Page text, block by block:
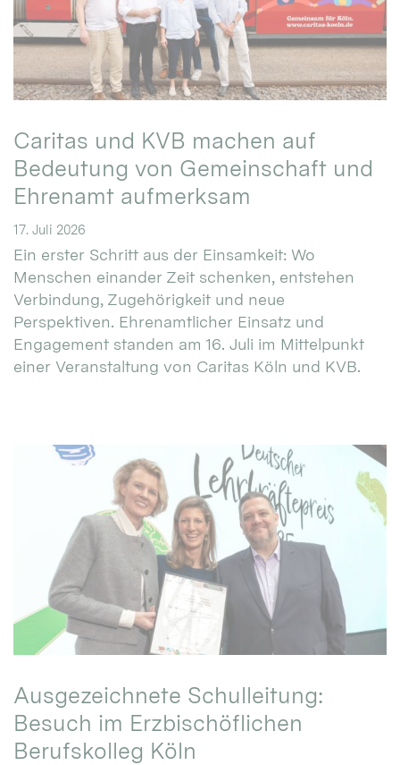
Caritas und KVB machen auf
Bedeutung von Gemeinschaft und
Ehrenamt aufmerksam
17. Juli 2026
Ein erster Schritt aus der Einsamkeit: Wo
Menschen einander Zeit schenken, entstehen
Verbindung, Zugehörigkeit und neue
Perspektiven. Ehrenamtlicher Einsatz und
Engagement standen am 16. Juli im Mittelpunkt
einer Veranstaltung von Caritas Köln und KVB.
Ausgezeichnete Schulleitung:
Besuch im Erzbischöflichen
Berufskolleg Köln